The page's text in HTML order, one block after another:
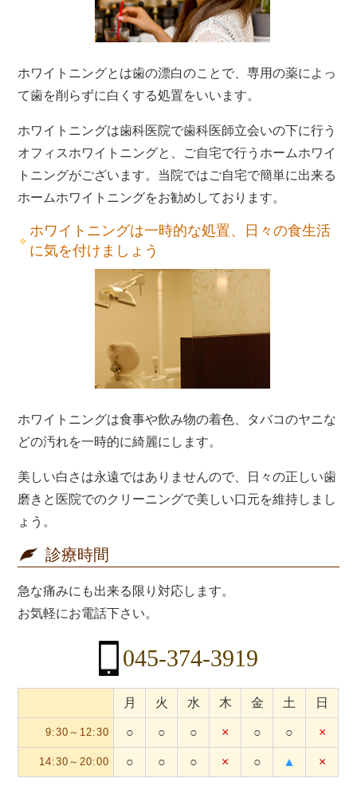
ホワイトニングとは歯の漂白のことで、専用の薬によっ
て歯を削らずに白くする処置をいいます。
ホワイトニングは歯科医院で歯科医師立会いの下に行う
オフィスホワイトニングと、ご自宅で行うホームホワイ
トニングがございます。当院ではご自宅で簡単に出来る
ホームホワイトニングをお勧めしております。
ホワイトニングは一時的な処置、日々の食生活
に気を付けましょう
ホワイトニングは食事や飲み物の着色、タバコのヤニな
どの汚れを一時的に綺麗にします。
美しい白さは永遠ではありませんので、日々の正しい歯
磨きと医院でのクリーニングで美しい口元を維持しまし
ょう。
診療時間
急な痛みにも出来る限り対応します。
お気軽にお電話下さい。
045-374-3919
月 火 水 木 金 土 日
9:30～12:30 ○ ○ ○ × ○ ○ ×
14:30～20:00 ○ ○ ○ × ○ ▲ ×